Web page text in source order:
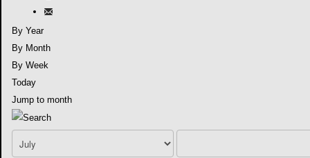
By Year
By Month
By Week
Today
Jump to month